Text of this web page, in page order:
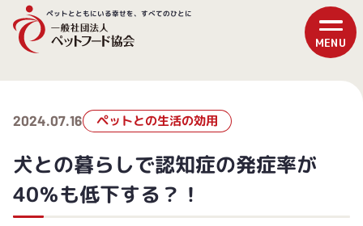
ペットとともにいる幸せを、すべてのひとに
2024.07.16 ペットとの生活の効用
犬との暮らしで認知症の発症率が
40％も低下する？！